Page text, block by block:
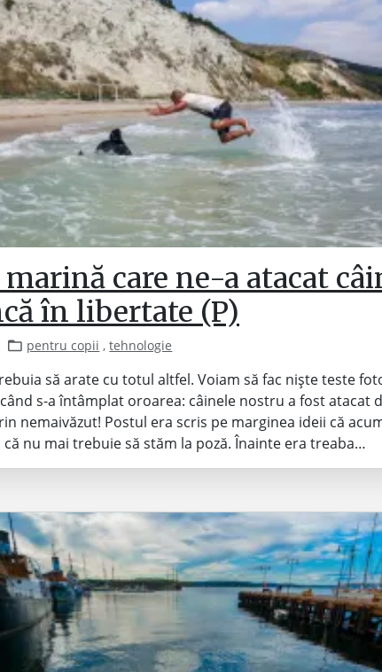
marină care ne-a atacat
în libertate (P)
pentru copii ,tehnologie
să arate cu totul altfel. Voiam să fac niște teste
s-a întâmplat oroarea: câinele nostru a fost atacat
nemaivăzut! Postul era scris pe marginea ideii că
nu mai trebuie să stăm la poză. Înainte era treaba…